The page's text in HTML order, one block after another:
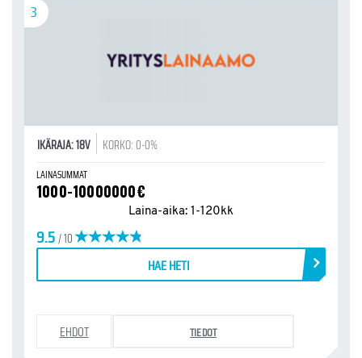
3
IKÄRAJA: 18V KORKO: 0-0%
LAINASUMMAT
1000-10000000€
Laina-aika: 1-120kk
9.5/ 10
EHDOT TIEDOT
HAE HETI